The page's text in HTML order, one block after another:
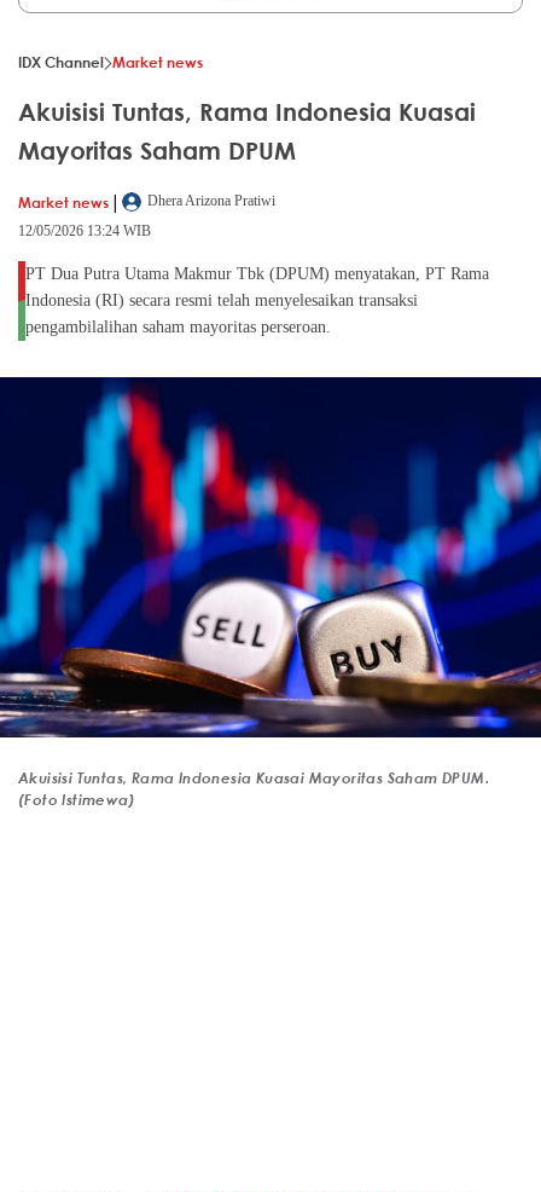
IDX Channel Market news
Akuisisi Tuntas, Rama Indonesia Kuasai
Mayoritas Saham DPUM
Market news |
Dhera Arizona Pratiwi
12/05/2026 13:24 WIB
PT Dua Putra Utama Makmur Tbk (DPUM) menyatakan, PT Rama
Indonesia (RI) secara resmi telah menyelesaikan transaksi
pengambilalihan saham mayoritas perseroan.
Akuisisi Tuntas, Rama Indonesia Kuasai Mayoritas Saham DPUM.
(Foto Istimewa)